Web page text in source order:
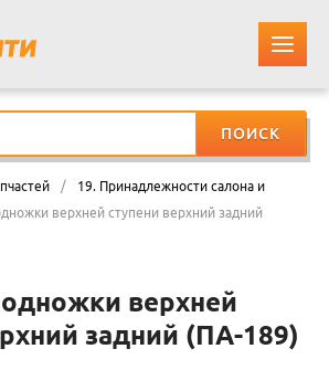
ПОИСК
/
19. Принадлежности салона и
верхней ступени верхний задний
верхней
задний (ПА-189)
ЗАПЧАСТЕЙ
КОНТАКТЫ